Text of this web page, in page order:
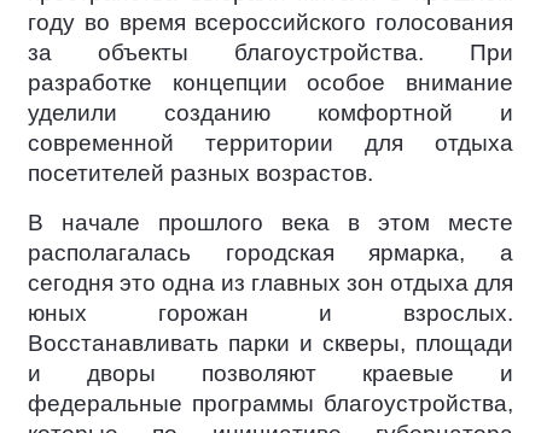
году во время всероссийского голосования
за объекты благоустройства. При
разработке концепции особое внимание
уделили созданию комфортной и
современной территории для отдыха
посетителей разных возрастов.
В начале прошлого века в этом месте
располагалась городская ярмарка, а
сегодня это одна из главных зон отдыха для
юных горожан и взрослых.
Восстанавливать парки и скверы, площади
и дворы позволяют краевые и
федеральные программы благоустройства,